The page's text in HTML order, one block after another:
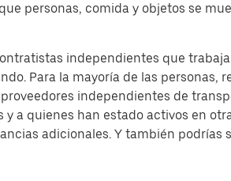
personas, comida y objetos se
independientes que
Para la mayoría de las
independientes de
a quienes han estado activos en
adicionales. Y también podrías